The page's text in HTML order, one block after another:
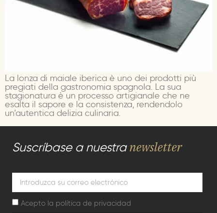
La lonza di maiale iberica è uno dei prodotti più
pregiati della gastronomia spagnola. La sua
stagionatura è un processo artigianale che ne
esalta il sapore e la consistenza, rendendolo
un’autentica delizia culinaria.
Suscríbase a nuestra newsletter
Acepto la política de privacidad